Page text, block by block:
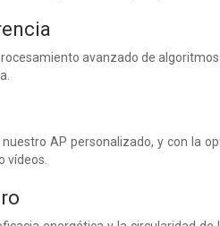
avanzado de
AP personalizado, y con la
vídeos.